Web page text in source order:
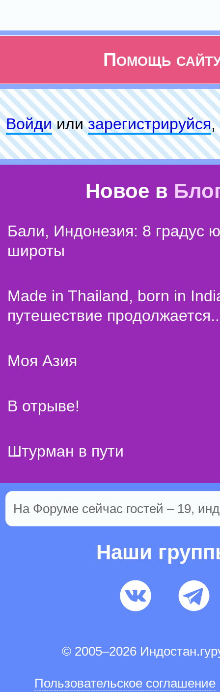
Помощь
Войдиилизарeгиcтpируйся,
Новое в
Бали, Индонезия: 8 градус
широты
Made in Thailand, born in
путешествие
Моя Азия
В отрыве!
Штурман в пути
На Форуме сейчас гостей – 19,
Наши
© 2005–2026
Пользовательское соглашение